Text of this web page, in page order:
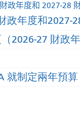
政年度和 2027-28
政年度和2027-
2026-27 財政
就制定兩年預